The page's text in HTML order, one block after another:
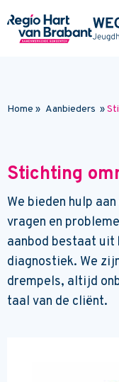
Home » Aanbieders »
Stichting
We bieden hulp
vragen en
aanbod bestaat uit
diagnostiek. We
drempels, altijd
taal van de cliënt.